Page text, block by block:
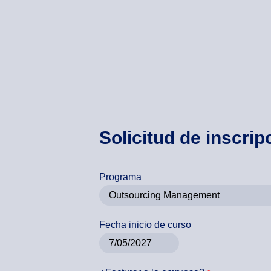
Solicitud de
Programa
Fecha inicio de curso